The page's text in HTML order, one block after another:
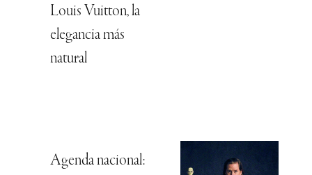
Louis Vuitton, la
elegancia más
natural
Agenda nacional: